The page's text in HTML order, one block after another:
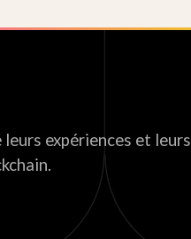
expériences et leurs